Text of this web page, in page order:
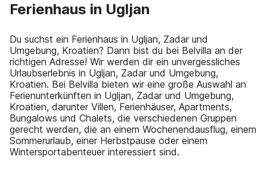
Ferienhaus in Ugljan
Du suchst ein Ferienhaus in Ugljan, Zadar und
Umgebung, Kroatien? Dann bist du bei Belvilla an der
richtigen Adresse! Wir werden dir ein unvergessliches
Urlaubserlebnis in Ugljan, Zadar und Umgebung,
Kroatien. Bei Belvilla bieten wir eine große Auswahl an
Ferienunterkünften in Ugljan, Zadar und Umgebung,
Kroatien, darunter Villen, Ferienhäuser, Apartments,
Bungalows und Chalets, die verschiedenen Gruppen
gerecht werden, die an einem Wochenendausflug, einem
Sommerurlaub, einer Herbstpause oder einem
Wintersportabenteuer interessiert sind.